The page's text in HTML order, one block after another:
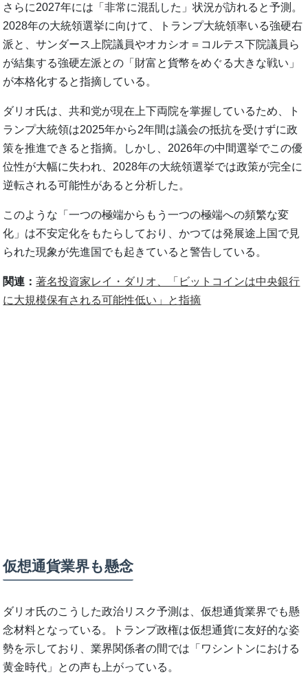
さらに2027年には「非常に混乱した」状況が訪れると予測。
2028年の大統領選挙に向けて、トランプ大統領率いる強硬右
派と、サンダース上院議員やオカシオ＝コルテス下院議員ら
が結集する強硬左派との「財富と貨幣をめぐる大きな戦い」
が本格化すると指摘している。
ダリオ氏は、共和党が現在上下両院を掌握しているため、ト
ランプ大統領は2025年から2年間は議会の抵抗を受けずに政
策を推進できると指摘。しかし、2026年の中間選挙でこの優
位性が大幅に失われ、2028年の大統領選挙では政策が完全に
逆転される可能性があると分析した。
このような「一つの極端からもう一つの極端への頻繁な変
化」は不安定化をもたらしており、かつては発展途上国で見
られた現象が先進国でも起きていると警告している。
関連：著名投資家レイ・ダリオ、「ビットコインは中央銀行
に大規模保有される可能性低い」と指摘
仮想通貨業界も懸念
ダリオ氏のこうした政治リスク予測は、仮想通貨業界でも懸
念材料となっている。トランプ政権は仮想通貨に友好的な姿
勢を示しており、業界関係者の間では「ワシントンにおける
黄金時代」との声も上がっている。